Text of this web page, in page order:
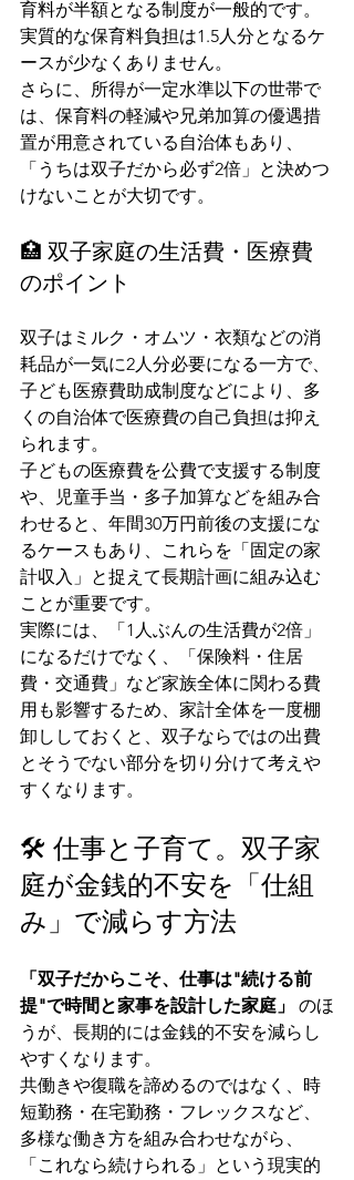
育料が半額となる制度が一般的です。
実質的な保育料負担は1.5人分となるケ
ースが少なくありません。
さらに、所得が一定水準以下の世帯で
は、保育料の軽減や兄弟加算の優遇措
置が用意されている自治体もあり、
「うちは双子だから必ず2倍」と決めつ
けないことが大切です。
🏥 双子家庭の生活費・医療費
のポイント
双子はミルク・オムツ・衣類などの消
耗品が一気に2人分必要になる一方で、
子ども医療費助成制度などにより、多
くの自治体で医療費の自己負担は抑え
られます。
子どもの医療費を公費で支援する制度
や、児童手当・多子加算などを組み合
わせると、年間30万円前後の支援にな
るケースもあり、これらを「固定の家
計収入」と捉えて長期計画に組み込む
ことが重要です。
実際には、「1人ぶんの生活費が2倍」
になるだけでなく、「保険料・住居
費・交通費」など家族全体に関わる費
用も影響するため、家計全体を一度棚
卸ししておくと、双子ならではの出費
とそうでない部分を切り分けて考えや
すくなります。
🛠️ 仕事と子育て。双子家
庭が金銭的不安を「仕組
み」で減らす方法
「双子だからこそ、仕事は"続ける前
提"で時間と家事を設計した家庭」
のほ
うが、長期的には金銭的不安を減らし
やすくなります。
共働きや復職を諦めるのではなく、時
短勤務・在宅勤務・フレックスなど、
多様な働き方を組み合わせながら、
「これなら続けられる」という現実的